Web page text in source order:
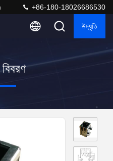
+86-180-18026686530
উদ্ধৃতি